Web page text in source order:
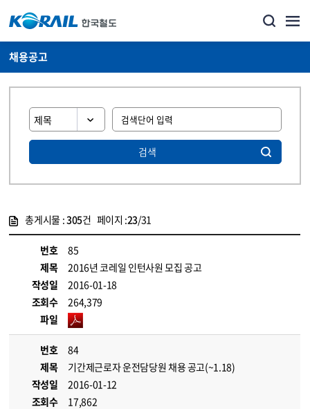
채용공고
검색
총게시물 :305건 페이지 :23/31
번호
85
제목
2016년 코레일 인턴사원 모집 공고
작성일
2016-01-18
조회수
264,379
파일
번호
84
제목
기간제근로자 운전담당원 채용 공고(~1.18)
작성일
2016-01-12
조회수
17,862